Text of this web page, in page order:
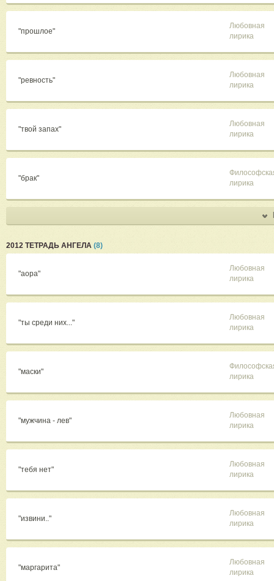
"прошлое"
Любовная
лирика
"ревность"
Любовная
лирика
"твой запах"
Любовная
лирика
"брак"
лирика
2012 ТЕТРАДЬ АНГЕЛА (8)
"аора"
Любовная
лирика
"ты среди них..."
Любовная
лирика
"маски"
лирика
"мужчина - лев"
Любовная
лирика
"тебя нет"
Любовная
лирика
"извини.."
Любовная
лирика
"маргарита"
Любовная
лирика